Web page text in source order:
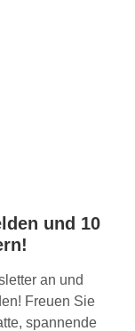
und 10
an und
Freuen Sie
spannende